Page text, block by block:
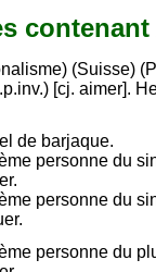
contenant
(Suisse)
[cj. aimer].
de barjaque.
personne du
personne du
personne du